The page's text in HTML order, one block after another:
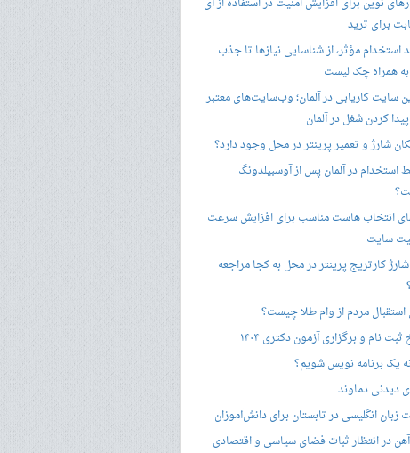
نوین برای افزایش امنیت در استفاده از آی
برای ترید
استخدام مؤثر، از شناسایی نیازها تا جذب
به همراه چک لیست
سایت کاریابی در آلمان؛ وب‌سایت‌های معتبر
کردن شغل در آلمان
شارژ و تعمیر پرینتر در محل وجود دارد؟
استخدام در آلمان پس از آوسبیلدونگ
انتخاب هاست مناسب برای افزایش سرعت
سایت
کارتریج پرینتر در محل به کجا مراجعه
استقبال مردم از وام طلا چیست؟
ثبت نام و برگزاری آزمون دکتری ۱۴۰۴
یک برنامه نویس شویم؟
دیدنی دماوند
زبان انگلیسی در تابستان برای دانش‌آموزان
آهن در انتظار ثبات فضای سیاسی و اقتصادی